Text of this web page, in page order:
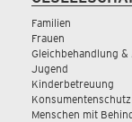
Familien
Frauen
Gleichbehandlung
Jugend
Kinderbetreuung
Konsumentenschutz
Menschen mit